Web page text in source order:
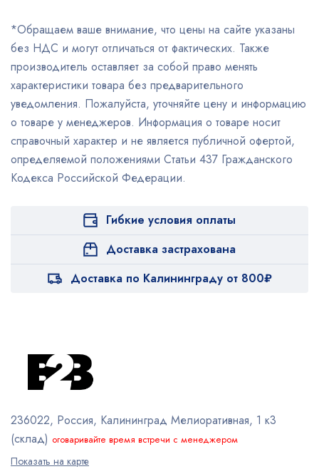
*Обращаем ваше внимание, что цены на сайте указаны
без НДС и могут отличаться от фактических. Также
производитель оставляет за собой право менять
характеристики товара без предварительного
уведомления. Пожалуйста, уточняйте цену и информацию
о товаре у менеджеров. Информация о товаре носит
справочный характер и не является публичной офертой,
определяемой положениями Статьи 437 Гражданского
Кодекса Российской Федерации.
Гибкие условия оплаты
Доставка застрахована
Доставка по Калининграду от 800₽
236022, Россия, Калининград Мелиоративная, 1 к3
(склад) оговаривайте время встречи с менеджером
Показать на карте